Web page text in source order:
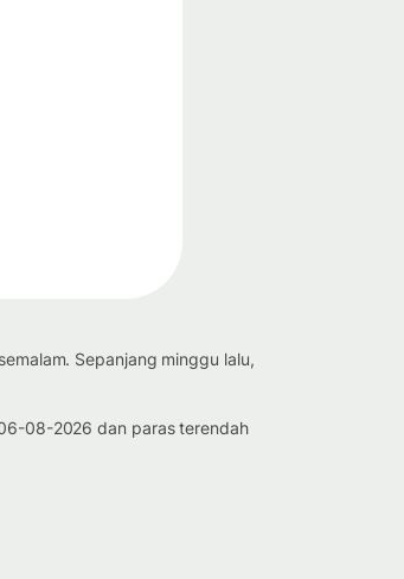
Sepanjang minggu lalu,
08-2026 dan paras terendah